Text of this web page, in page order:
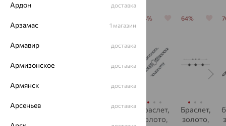
Браслет,
Браслет,
64%
Браслет,
золото,
64%
Браслет,
золото,
Ардон доставка
Арзамас 1 магазин
Армавир доставка
Армизонское доставка
Армянск доставка
Арсеньев доставка